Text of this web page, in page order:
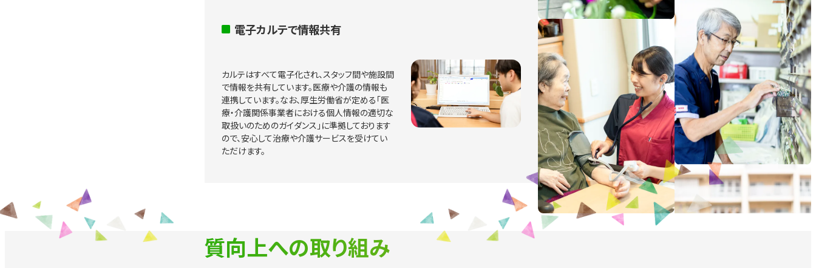
電子カルテで情報共有
カルテはすべて電子化され、スタッフ間や施設間
で情報を共有しています。医療や介護の情報も
連携しています。なお、厚生労働省が定める「医
療・介護関係事業者における個人情報の適切な
取扱いのためのガイダンス」に準拠しております
ので、安心して治療や介護サービスを受けてい
ただけます。
質向上への取り組み